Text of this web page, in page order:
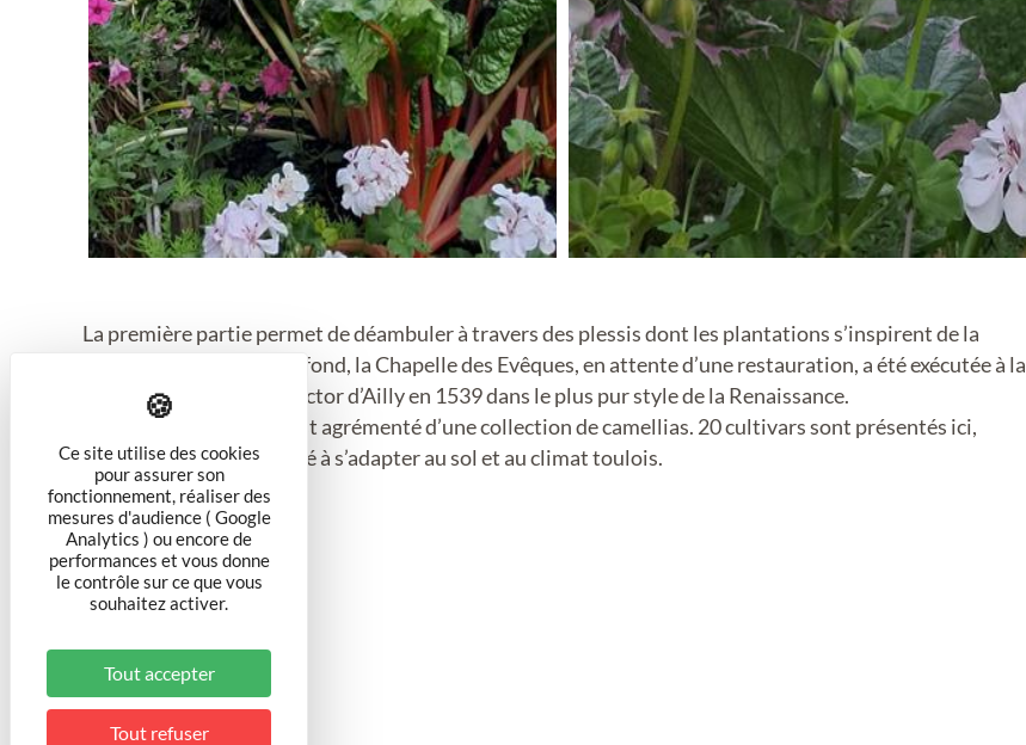
La première partie permet de déambuler à travers des plessis dont les plantations s’inspirent de la
tradition médiévale. Au fond, la Chapelle des Evêques, en attente d’une restauration, a été exécutée à la
demande de l’évêque Hector d’Ailly en 1539 dans le plus pur style de la Renaissance.
Le jardin en contrebas est agrémenté d’une collection de camellias. 20 cultivars sont présentés ici,
choisis pour leur capacité à s’adapter au sol et au climat toulois.
Catégorie
Jardin de fleurs
Ce site utilise des cookies
pour assurer son
fonctionnement, réaliser des
mesures d'audience ( Google
Analytics ) ou encore de
performances et vous donne
le contrôle sur ce que vous
souhaitez activer.
Tout accepter
Tout refuser